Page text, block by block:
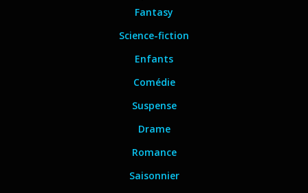
Fantasy
Science-fiction
Enfants
Comédie
Suspense
Drame
Romance
Saisonnier